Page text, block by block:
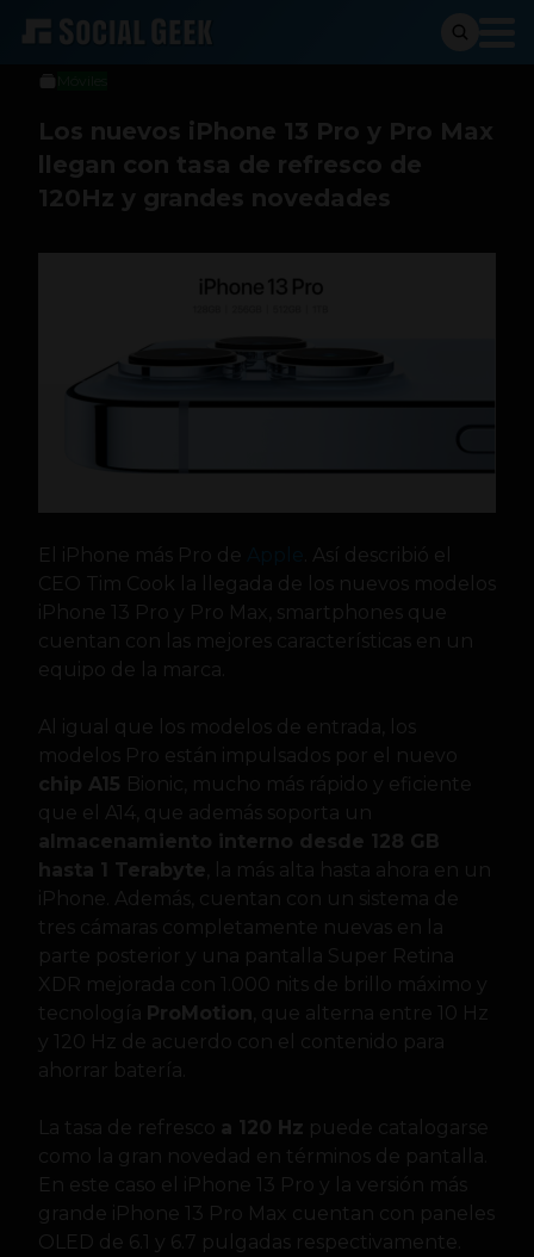
Social Geek
14 de septiembre de 2021
Los nuevos iPhone 13 Pro y Pro Max
llegan con tasa de refresco de
120Hz y grandes novedades
El iPhone más Pro de
. Así describió el
CEO Tim Cook la llegada de los nuevos modelos
iPhone 13 Pro y Pro Max, smartphones que
cuentan con las mejores características en un
equipo de la marca.
Al igual que los modelos de entrada, los
modelos Pro están impulsados por el nuevo
chip A15 Bionic, mucho más rápido y eficiente
que el A14, que además soporta un
almacenamiento interno desde 128 GB
hasta 1 Terabyte
, la más alta hasta ahora en un
iPhone. Además, cuentan con un sistema de
tres cámaras completamente nuevas en la
parte posterior y una pantalla Super Retina
XDR mejorada con 1.000 nits de brillo máximo y
tecnología ProMotion , que alterna entre 10 Hz
y 120 Hz de acuerdo con el contenido para
ahorrar batería.
La tasa de refresco a 120 Hz puede catalogarse
como la gran novedad en términos de pantalla.
En este caso el iPhone 13 Pro y la versión más
grande iPhone 13 Pro Max cuentan con paneles
OLED de 6.1 y 6.7 pulgadas respectivamente.